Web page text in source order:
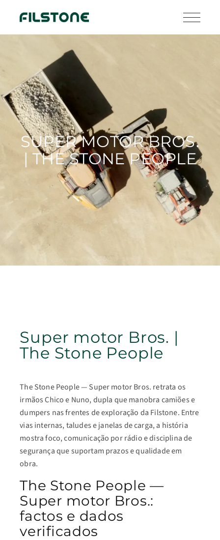
SUPER MOTOR BROS.
| THE STONE PEOPLE
Super motor Bros. |
The Stone People
The Stone People — Super motor Bros. retrata os
irmãos Chico e Nuno, dupla que manobra camiões e
dumpers nas frentes de exploração da Filstone. Entre
vias internas, taludes e janelas de carga, a história
mostra foco, comunicação por rádio e disciplina de
segurança que suportam prazos e qualidade em
obra.
The Stone People —
Super motor Bros.:
factos e dados
verificados